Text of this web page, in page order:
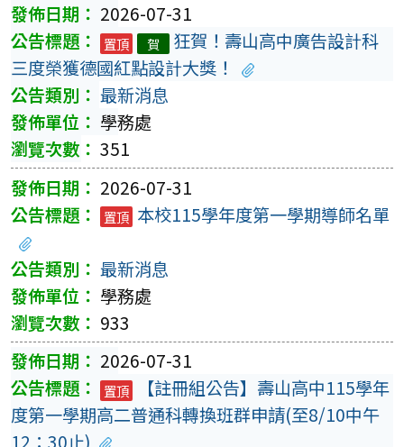
2026-07-31
置頂 賀
狂賀！壽山高中廣告設計科
三度榮獲德國紅點設計大獎！
最新消息
學務處
351
2026-07-31
置頂 本校115學年度第一學期導師名單
最新消息
學務處
933
2026-07-31
置頂
【註冊組公告】壽山高中115學年
度第一學期高二普通科轉換班群申請(至8/10中午
12：30止)